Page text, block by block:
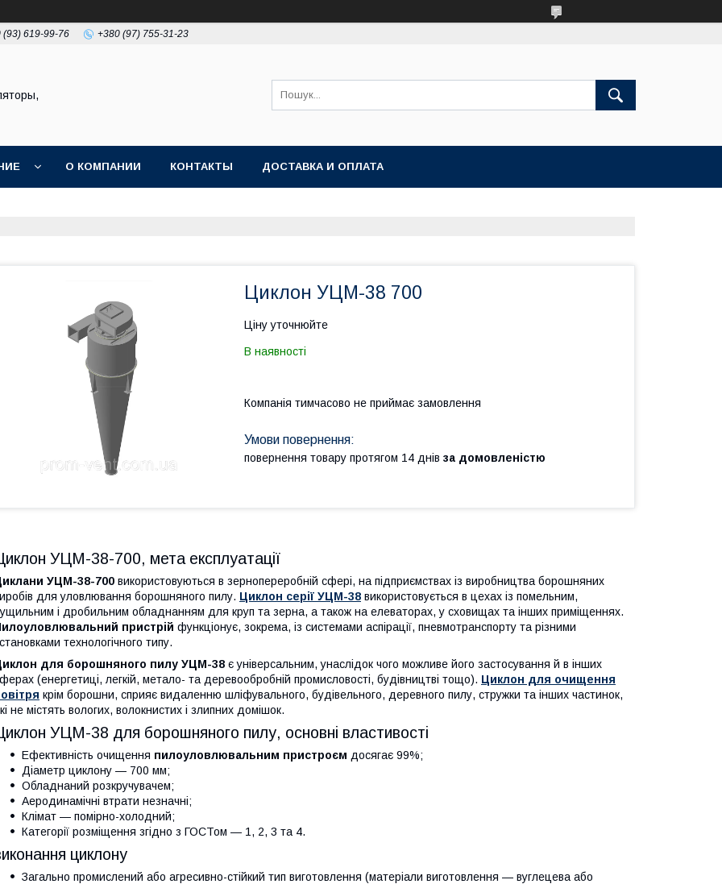
(93) 619-99-76 +380 (97) 755-31-23
О КОМПАНИИ КОНТАКТЫ ДОСТАВКА И ОПЛАТА
Циклон УЦМ-38 700
Ціну уточнюйте
В наявності
Компанія тимчасово не приймає замовлення
повернення товару протягом 14 днів за домовленістю
УЦМ-38-700, мета експлуатації
УЦМ-38-700 використовуються в зернопереробній сфері, на підприємствах із виробництва борошняних
для уловлювання борошняного пилу. Циклон серії УЦМ-38 використовується в цехах із помельним,
і дробильним обладнанням для круп та зерна, а також на елеваторах, у сховищах та інших приміщеннях.
пристрій функціонує, зокрема, із системами аспірації, пневмотранспорту та різними
технологічного типу.
для борошняного пилу УЦМ-38 є універсальним, унаслідок чого можливе його застосування й в інших
(енергетиці, легкій, метало- та деревообробній промисловості, будівництві тощо). Циклон для очищення
крім борошни, сприяє видаленню шліфувального, будівельного, деревного пилу, стружки та інших частинок,
не містять вологих, волокнистих і злипних домішок.
УЦМ-38 для борошняного пилу, основні властивості
Ефективність очищення пилоуловлювальним пристроєм досягає 99%;
Діаметр циклону — 700 мм;
Обладнаний розкручувачем;
Аеродинамічні втрати незначні;
Клімат — помірно-холодний;
Категорії розміщення згідно з ГОСТом — 1, 2, 3 та 4.
циклону
Загально промислений або агресивно-стійкий тип виготовлення (матеріали виготовлення — вуглецева або